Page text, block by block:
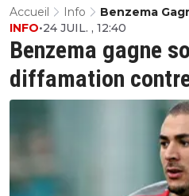
Accueil Info
Benzema
Contre
Benzema gagne
diffamation
INFO•24 JUIL. , 12:40